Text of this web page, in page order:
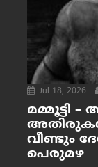
Jul 18, 2026
മമ്മൂട്ടി
അതിരുകൾ
വീണ്ടും
പെരുമഴ